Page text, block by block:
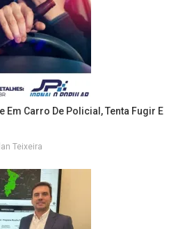
Carro De Policial, Tenta Fugir E
Teixeira